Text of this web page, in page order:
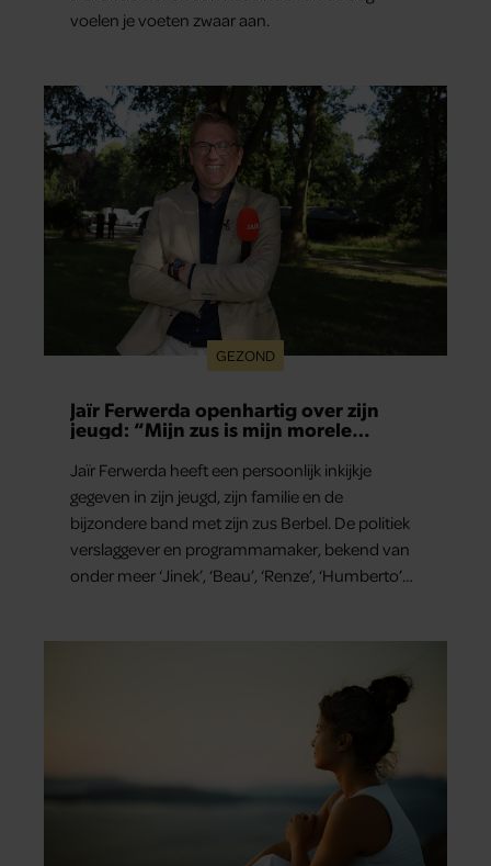
voelen je voeten zwaar aan.
GEZOND
Jaïr Ferwerda openhartig over zijn
jeugd: “Mijn zus is mijn morele
Jaïr Ferwerda heeft een persoonlijk inkijkje
gegeven in zijn jeugd, zijn familie en de
bijzondere band met zijn zus Berbel. De politiek
verslaggever en programmamaker, bekend van
onder meer ‘Jinek’, ‘Beau’, ‘Renze’, ‘Humberto’